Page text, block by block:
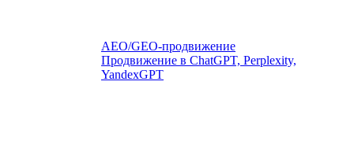
AEO/GEO-продвижение
Продвижение в ChatGPT, Perplexity,
YandexGPT